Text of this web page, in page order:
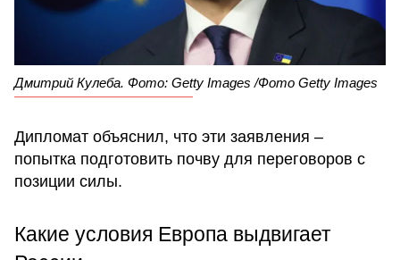
Дмитрий Кулеба. Фото: Getty Images /Фото Getty Images
Дипломат объяснил, что эти заявления –
попытка подготовить почву для переговоров с
позиции силы.
Какие условия Европа выдвигает